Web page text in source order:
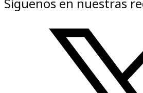
Síguenos en nuestras